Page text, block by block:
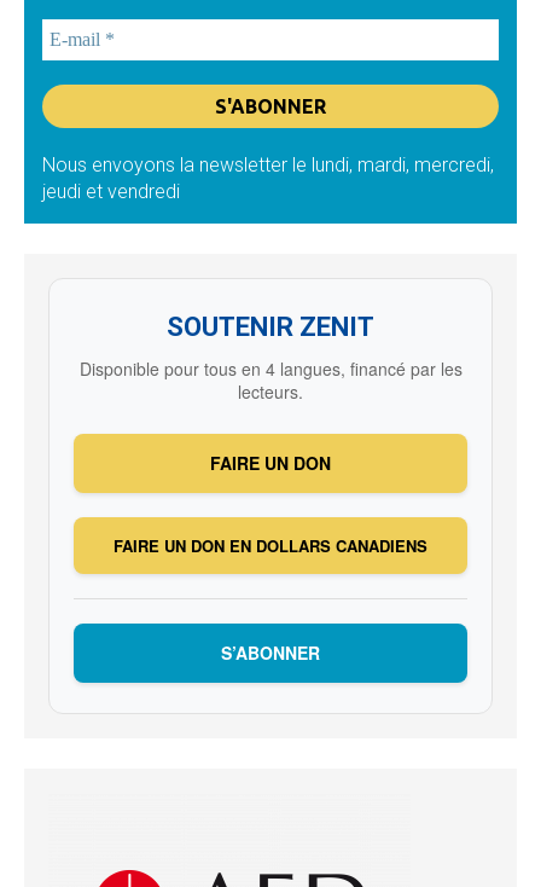
Nous envoyons la newsletter le lundi, mardi, mercredi,
jeudi et vendredi
SOUTENIR ZENIT
Disponible pour tous en 4 langues, financé par les
lecteurs.
FAIRE UN DON
FAIRE UN DON EN DOLLARS CANADIENS
S’ABONNER